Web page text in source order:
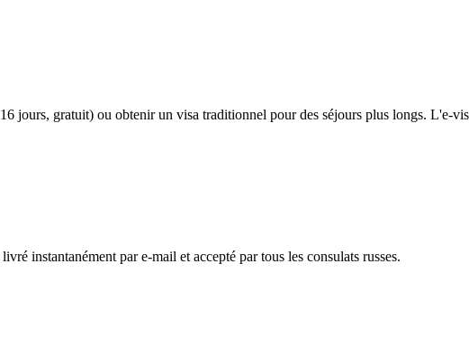
jours, gratuit) ou obtenir un visa traditionnel pour des séjours plus longs. L'e-
instantanément par e-mail et accepté par tous les consulats russes.